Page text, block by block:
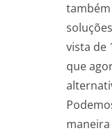
também
vista de
que